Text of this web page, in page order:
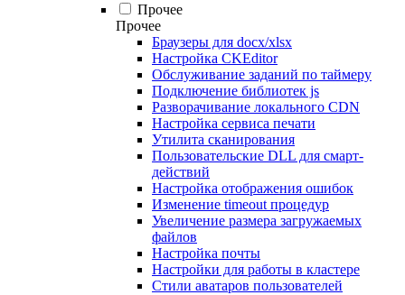
Прочее
Прочее
Браузеры для docx/xlsx
Настройка CKEditor
Обслуживание заданий по таймеру
Подключение библиотек js
Разворачивание локального CDN
Настройка сервиса печати
Утилита сканирования
Пользовательские DLL для смарт-
действий
Настройка отображения ошибок
Изменение timeout процедур
Увеличение размера загружаемых
файлов
Настройка почты
Настройки для работы в кластере
Стили аватаров пользователей